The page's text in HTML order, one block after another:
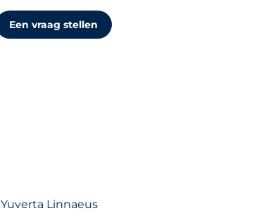
Een vraag stellen
Yuverta Linnaeus